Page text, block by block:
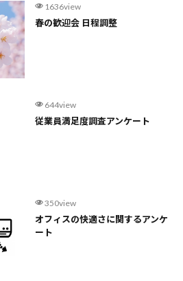
1636view
春の歓迎会 日程調整
644view
従業員満足度調査アンケート
350view
オフィスの快適さに関するアンケ
ート